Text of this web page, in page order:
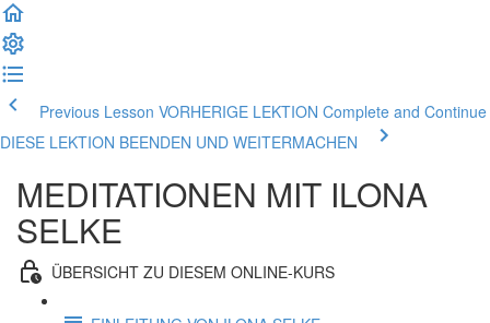
Previous Lesson VORHERIGE LEKTION Complete and Continue
DIESE LEKTION BEENDEN UND WEITERMACHEN
MEDITATIONEN MIT ILONA
SELKE
ÜBERSICHT ZU DIESEM ONLINE-KURS